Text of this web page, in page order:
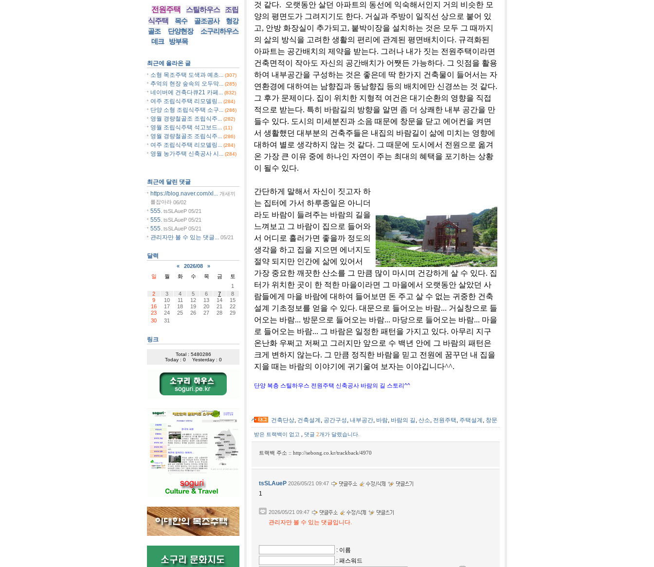
것 같다. 오랫동안 살던 아파트의 동선에 익숙해서인지 거의 비슷한 모
양의 평면도가 그려지기도 한다. 거실과 주방이 일직선 상으로 붙어 있
고, 안방 화장실이 추가되고, 붙박이장을 설치하는 것은 모두 그 때까지
의 삶의 방식을 고려한 생활의 편리에 관계된 평면배치이다. 규격화된
아파트는 공간배치의 제약을 받는다. 그러나 내가 짓는 전원주택이라면
건축면적이 작아도 자신의 공간배치가 어쨋든 가능하다. 그 잇점을 활용
하여 내부공간을 구성하는 것은 좋은데 딱 한가지 건축물이 들어서는 자
연환경에 대하여는 남향집과 동남향집 등의 배치에만 신경쓰는 것 같다.
그 후가 문제이다. 집이 위치한 지형적 여건은 대기순환의 영향을 직접
적으로 받는다. 특히 바람길의 방향을 알면 좀 더 상쾌한 내부 공간을 만
들수 있다. 도시의 미세분진과 소음 때문에 창문을 닫고 에어컨을 켜면
서 생활했던 대부분의 건축주들은 내집의 바람길이 삶에 미치는 영향에
대하여 별로 생각하지 않는 것 같다. 그 때문에 도시에서 전원으로 옮겨
온 가장 큰 이유 중에 하나인 자연이 주는 최대의 혜택을 포기하는 상황
이 될수 있다.
간단하게 말해서 자신이 짓고자 하
는 집터에 가서 하루종일은 아니더
라도 바람이 들려주는 바람의 길을
느껴보고 그 바람이 집으로 들어와
서 어디로 흘러가면 좋을까 정도의
생각을 하고 집을 지으면 에너지도
절약 되지만 인간에 삶에 있어서
가장 중요한 깨끗한 산소를 그 만큼 많이 마시며 건강하게 살 수 있다. 집
터가 위치한 곳이 한 적한 마을이라면 그 마을에서 오랫동안 살았던 사
람들에게 마을 바람에 대하여 들어보면 돈 주고 살 수 없는 귀중한 건축
설계 기초정보를 얻을 수 있다. 대문으로 들어오는 바람... 거실창으로 들
어오는 바람... 방문으로 들어오는 바람... 마당으로 들어오는 바람... 마을
로 들어오는 바람... 그 바람은 일정한 패턴을 가지고 있다. 아무리 지구
온난화 우쩌고 저쩌고 그러지만 앞으로 수 백년 안에 그 바람의 패턴은
크게 변하지 않는다. 그 만큼 정직한 바람을 믿고 전원에 꿈꾸던 내 집을
지을 때는 바람의 이야기에 귀기울여 보자는 이야깁니다^^.
단양 복층 스틸하우스 전원주택 신축공사 바람의 길 스토리^^
건축단상, 건축설계 , 공간구성, 내부공간, 바람, 바람의 길 , 산소, 전원주택, 주택설계 , 창문
받은 트랙백이 없고 댓글 2개가 달렸습니다.
트랙백 주소 :: http://sebong.co.kr/trackback/4970
tsSLAueP 2026/05/21 09:47
1
2026/05/21 09:47
관리자만 볼 수 있는 댓글입니다.
: 이름
: 패스워드
전원주택 스틸하우스
조립
식주택
목수 골조공사
형강
골조
단양현장
소구리하우스
데크
방부목
최근에 올라온 글
소형 목조주택 도색과 예초...
(307)
추억의 현장 숲속의 오두막... (285)
네이버에 건축다큐21 카페... (832)
여주 조립식주택 리모델링... (284)
단양 소형 조립식주택 소구... (286)
영월 경량철골조 조립식주... (282)
영월 조립식주택 석고보드... (11)
영월 경량철골조 조립식주... (286)
여주 조립식주택 리모델링... (284)
영월 농가주택 신축공사 시... (284)
최근에 달린 댓글
https://blog.naver.com/xl...
개새끼
를잡아라 06/02
555. tsSLAueP 05/21
555. tsSLAueP 05/21
555. tsSLAueP 05/21
관리자만 볼 수 있는 댓글... 05/21
달력
« 2026/08
»
일
월 화 수 목 금
토
1
2
3 4 5 6 7
8
9
10 11 12 13 14
15
16
17 18 19 20 21
22
23
24 25 26 27 28
29
30
31
링크
Total : 5480286
Today : 0
Yesterday : 0